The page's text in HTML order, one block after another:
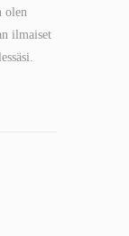
olen
ilmaiset